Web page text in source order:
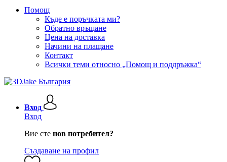
Помощ
Къде е поръчката ми?
Обратно връщане
Цена на доставка
Начини на плащане
Контакт
Всички теми относно „Помощ и поддръжка“
Вход
Вход
Вие сте нов потребител?
Създаване на профил